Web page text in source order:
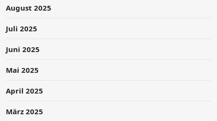
August 2025
Juli 2025
Juni 2025
Mai 2025
April 2025
März 2025